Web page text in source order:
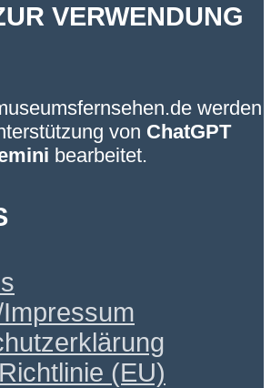
VERWENDUNG
werden
von ChatGPT
bearbeitet.
(EU)